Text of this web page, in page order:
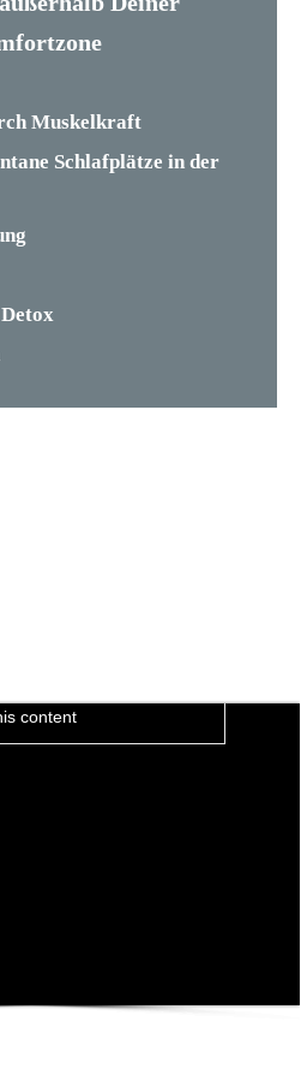
Muskelkraft
Schlafplätze in der
content